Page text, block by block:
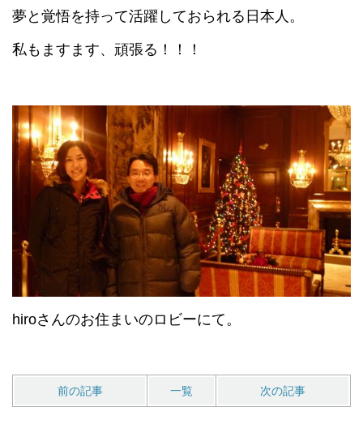
夢と覚悟を持って活躍しておられる日本人。
私もますます、頑張る！！！
hiroさんのお住まいのロビーにて。
前の記事 一覧 次の記事